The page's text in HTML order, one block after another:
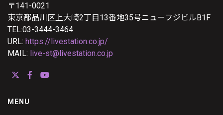
〒141-0021
東京都品川区上大崎2丁目13番地35号ニューフジビルB1F
TEL:03-3444-3464
URL: https://livestation.co.jp/
MAIL: live-st@livestation.co.jp
MENU